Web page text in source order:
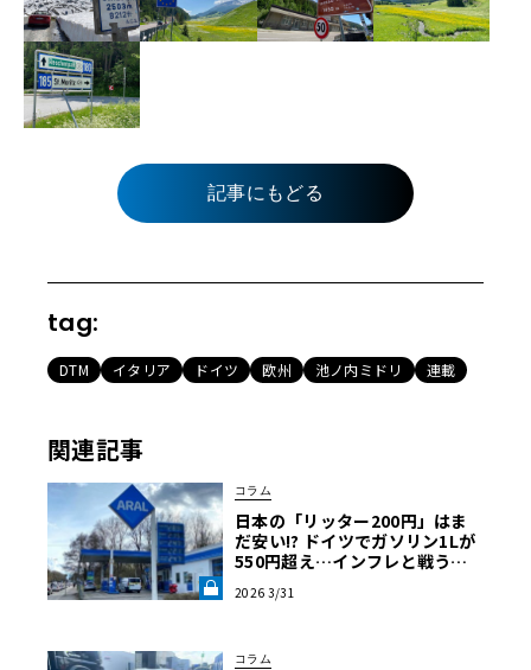
記事にもどる
tag:
DTM イタリア ドイツ 欧州 池ノ内ミドリ 連載
関連記事
コラム
日本の「リッター200円」はま
だ安い!? ドイツでガソリン1Lが
550円超え…インフレと戦うア
VOLANT LAB》
2026 3/31
コラム